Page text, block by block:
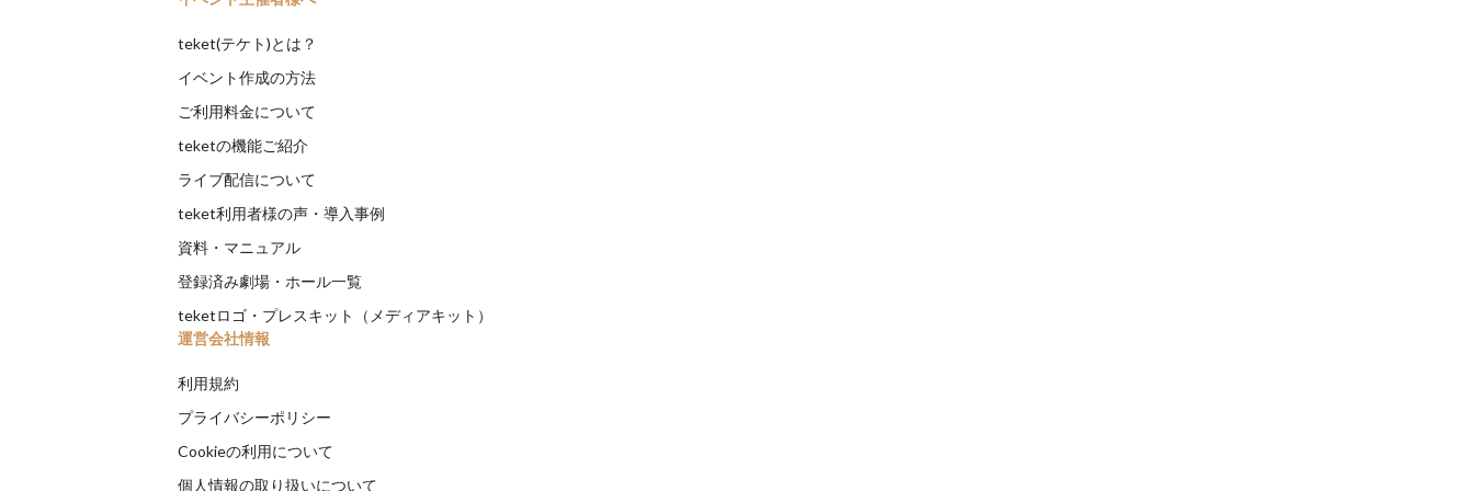
teket(テケト)とは？
イベント作成の方法
ご利用料金について
teketの機能ご紹介
ライブ配信について
teket利用者様の声・導入事例
資料・マニュアル
登録済み劇場・ホール一覧
teketロゴ・プレスキット（メディアキット）
運営会社情報
利用規約
プライバシーポリシー
Cookieの利用について
個人情報の取り扱いについて